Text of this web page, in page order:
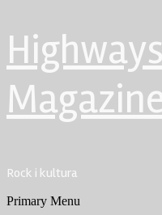
Rock i kultura
Primary Menu